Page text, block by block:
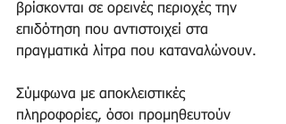
βρίσκονται σε ορεινές περιοχές την
επιδότηση που αντιστοιχεί στα
πραγματικά λίτρα που καταναλώνουν.
Σύμφωνα με αποκλειστικές
πληροφορίες, όσοι προμηθευτούν